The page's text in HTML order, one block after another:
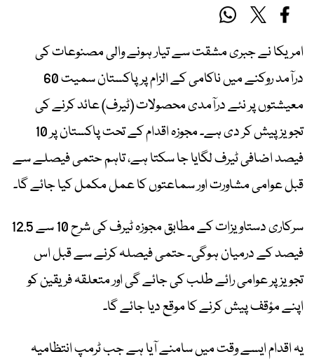
امریکا نے جبری مشقت سے تیار ہونے والی مصنوعات کی
درآمد روکنے میں ناکامی کے الزام پر پاکستان سمیت 60
معیشتوں پر نئے درآمدی محصولات (ٹیرف) عائد کرنے کی
تجویز پیش کر دی ہے۔ مجوزہ اقدام کے تحت پاکستان پر 10
فیصد اضافی ٹیرف لگایا جا سکتا ہے، تاہم حتمی فیصلے سے
قبل عوامی مشاورت اور سماعتوں کا عمل مکمل کیا جائے گا۔
سرکاری دستاویزات کے مطابق مجوزہ ٹیرف کی شرح 10 سے 12.5
فیصد کے درمیان ہوگی۔ حتمی فیصلہ کرنے سے قبل اس
تجویز پر عوامی رائے طلب کی جائے گی اور متعلقہ فریقین کو
اپنے مؤقف پیش کرنے کا موقع دیا جائے گا۔
یہ اقدام ایسے وقت میں سامنے آیا ہے جب ٹرمپ انتظامیہ